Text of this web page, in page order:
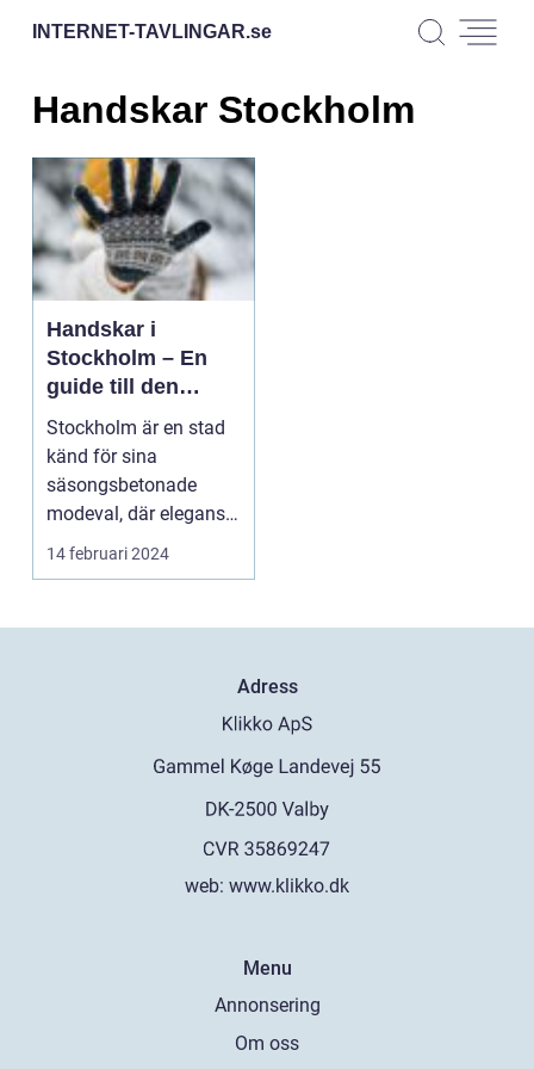
INTERNET-TAVLINGAR.se
Handskar Stockholm
Handskar i
Stockholm – En
guide till den
perfekta
handskaffären
Stockholm är en stad
känd för sina
säsongsbetonade
modeval, där elegans
m&o...
14 februari 2024
Adress
web: www.klikko.dk
Menu
Annonsering
Om oss